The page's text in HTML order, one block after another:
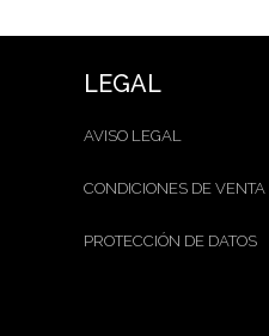
LEGAL
AVISO LEGAL
CONDICIONES DE VENTA
PROTECCIÓN DE DATOS